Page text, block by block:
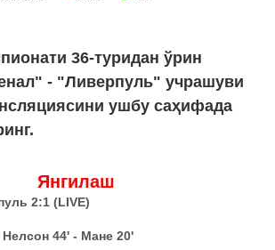
36-туридан ўрин
- "Ливерпуль" учрашуви
ушбу саҳифада
Янгилаш
2:1 (LIVE)
Нелсон 44' - Мане 20'